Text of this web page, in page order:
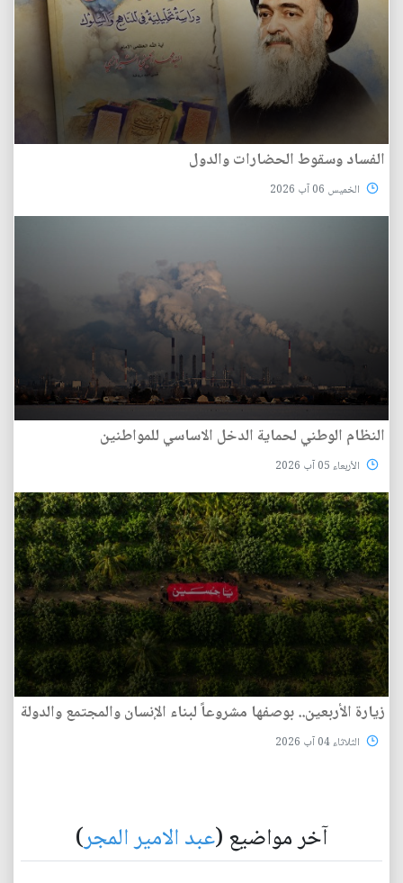
الفساد وسقوط الحضارات والدول
الخميس 06 آب 2026
النظام الوطني لحماية الدخل الاساسي للمواطنين
الأربعاء 05 آب 2026
زيارة الأربعين.. بوصفها مشروعاً لبناء الإنسان والمجتمع والدولة
الثلاثاء 04 آب 2026
آخر مواضيع (عبد الامير المجر)